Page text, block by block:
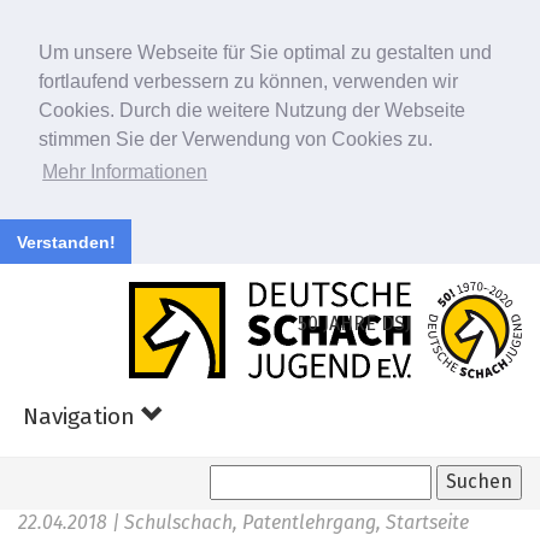
Um unsere Webseite für Sie optimal zu gestalten und
fortlaufend verbessern zu können, verwenden wir
Cookies. Durch die weitere Nutzung der Webseite
stimmen Sie der Verwendung von Cookies zu.
Mehr Informationen
Verstanden!
Navigation
50 JAHRE DSJ
22.04.2018 | Schulschach, Patentlehrgang, Startseite